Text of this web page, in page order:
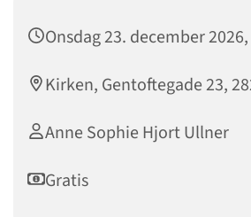
Onsdag 23. december
Kirken, Gentoftegade 23,
Anne Sophie Hjort Ullner
Gratis